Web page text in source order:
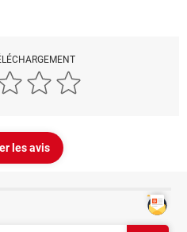
les avis